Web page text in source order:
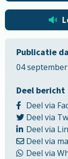
Publicatie
04
Deel bericht
Deel via
Deel via
Deel via
Deel via
Deel via